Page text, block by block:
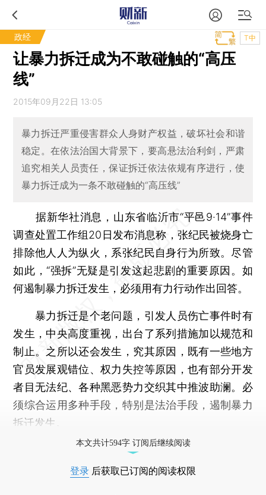
政经 T中
让暴力拆迁成为不敢碰触的“高压
线”
2015年09月22日 13:05
暴力拆迁严重侵害群众人身财产权益，破坏社会和谐
稳定。在依法治国大背景下，要高悬法治利剑，严肃
追究相关人员责任，保证拆迁依法依规有序进行，使
暴力拆迁成为一条不敢碰触的“高压线”
据新华社消息，山东省临沂市“平邑9·14”事件
调查处置工作组20日发布消息称，张纪民被烧身亡
排除他人人为纵火，系张纪民自身行为所致。尽管
如此，“强拆”无疑是引发这起悲剧的重要原因。如
何遏制暴力拆迁发生，必须用有力行动作出回答。
暴力拆迁是个老问题，引发人员伤亡事件时有
发生，中央高度重视，出台了系列措施加以规范和
制止。之所以还会发生，究其原因，既有一些地方
官员发展观错位、权力失控等原因，也有部分开发
者目无法纪、各种黑恶势力交织其中推波助澜。必
须综合运用多种手段，特别是法治手段，遏制暴力
拆迁发生。
本文共计594字 订阅后继续阅读
登录 后获取已订阅的阅读权限